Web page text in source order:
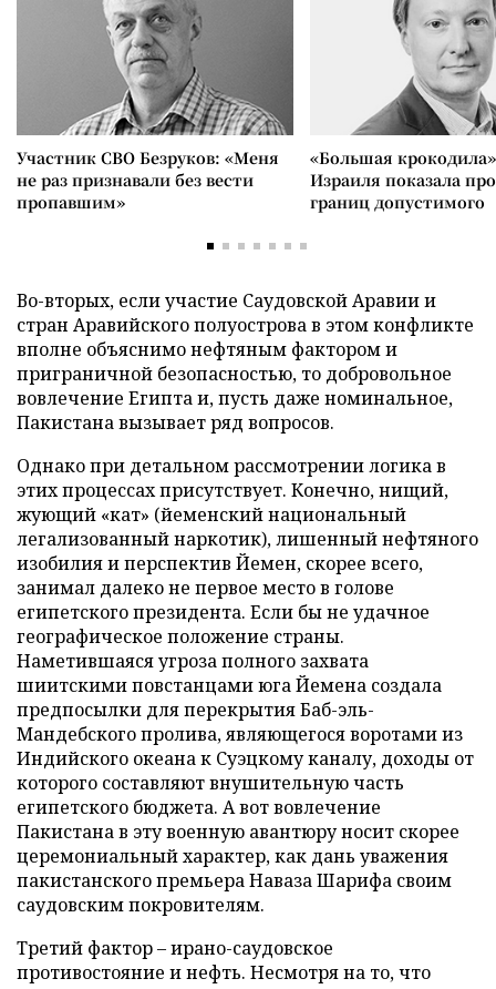
Участник СВО Безруков: «Меня
не раз признавали без вести
пропавшим»
«Большая
Израиля показала
границ допустимого
Во-вторых, если участие Саудовской Аравии и
стран Аравийского полуострова в этом конфликте
вполне объяснимо нефтяным фактором и
приграничной безопасностью, то добровольное
вовлечение Египта и, пусть даже номинальное,
Пакистана вызывает ряд вопросов.
Однако при детальном рассмотрении логика в
этих процессах присутствует. Конечно, нищий,
жующий «кат» (йеменский национальный
легализованный наркотик), лишенный нефтяного
изобилия и перспектив Йемен, скорее всего,
занимал далеко не первое место в голове
египетского президента. Если бы не удачное
географическое положение страны.
Наметившаяся угроза полного захвата
шиитскими повстанцами юга Йемена создала
предпосылки для перекрытия Баб-эль-
Мандебского пролива, являющегося воротами из
Индийского океана к Суэцкому каналу, доходы от
которого составляют внушительную часть
египетского бюджета. А вот вовлечение
Пакистана в эту военную авантюру носит скорее
церемониальный характер, как дань уважения
пакистанского премьера Наваза Шарифа своим
саудовским покровителям.
Третий фактор – ирано-саудовское
противостояние и нефть. Несмотря на то, что